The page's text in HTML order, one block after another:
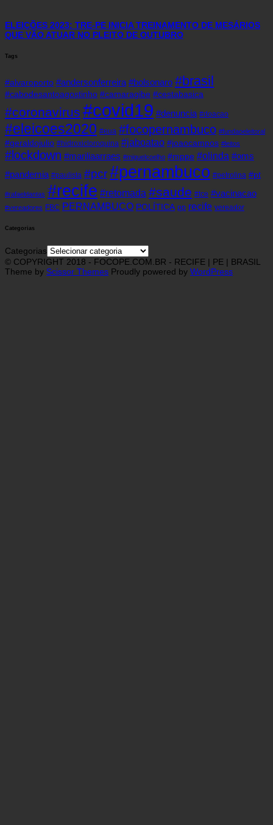
ELEIÇÕES 2023: TRE-PE INICIA TREINAMENTO DE MESÁRIOS
QUE VÃO ATUAR NO PLEITO DE OUTUBRO
Tags
#alvaroporto #andersonferreira #bolsonaro #brasil
#cabodesantoagostinho #camaragibe #cestabasica
#coronavirus #covid19 #denuncia #doacao
#eleicoes2020 #eua #focopernambuco #fundaoeleitoral
#geraldojulio #hidroxicloroquina #jaboatao #joaocampos #leitos
#lockdown #mariliaarraes #miguelcoelho #mppe #olinda #oms
#pandemia #paulista #pcr#pernambuco #petrolina #pt
#rafaeldantas #recife #retomada #saude #tce #vacinacao
#vereadores FBC PERNAMBUCO POLÍTICA pp recife vereador
Categorias
Categorias
© COPYRIGHT 2018 - FOCOPE.COM.BR - RECIFE | PE | BRASIL
Theme by Scissor Themes Proudly powered by WordPress